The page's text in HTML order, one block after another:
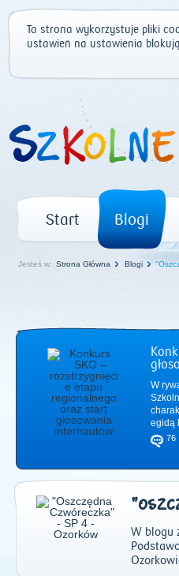
Ta strona wykorzystuje pliki
ustawień na ustawienia
Start Blogi
Jesteś w: Strona Główna Blogi
W
egidą
76
W blogu